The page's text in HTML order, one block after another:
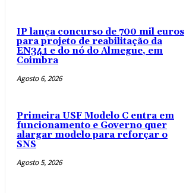
IP lança concurso de 700 mil euros
para projeto de reabilitação da
EN341 e do nó do Almegue, em
Coimbra
Agosto 6, 2026
Primeira USF Modelo C entra em
funcionamento e Governo quer
alargar modelo para reforçar o
SNS
Agosto 5, 2026